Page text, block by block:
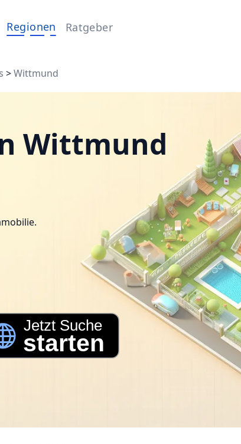
Regionen Ratgeber
>Wittmund
Wittmund